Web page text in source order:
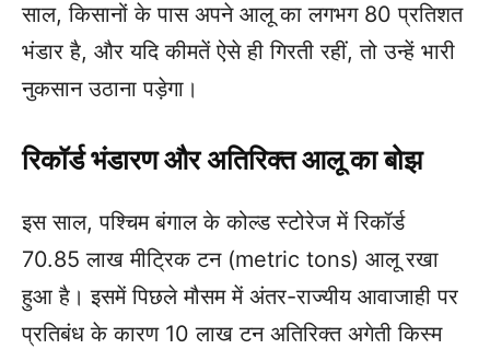
साल, किसानों के पास अपने आलू का लगभग 80 प्रतिशत
भंडार है, और यदि कीमतें ऐसे ही गिरती रहीं, तो उन्हें भारी
नुकसान उठाना पड़ेगा।
रिकॉर्ड भंडारण और अतिरिक्त आलू का बोझ
इस साल, पश्चिम बंगाल के कोल्ड स्टोरेज में रिकॉर्ड
70.85 लाख मीट्रिक टन (metric tons) आलू रखा
हुआ है। इसमें पिछले मौसम में अंतर-राज्यीय आवाजाही पर
प्रतिबंध के कारण 10 लाख टन अतिरिक्त अगेती किस्म